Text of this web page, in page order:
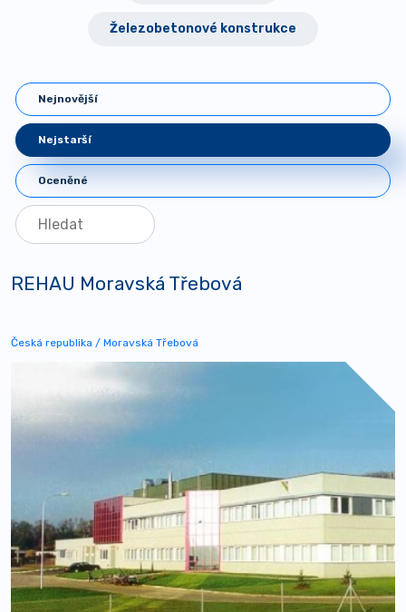
Železobetonové konstrukce
Nejnovější
Nejstarší
Oceněné
REHAU Moravská Třebová
Česká republika / Moravská Třebová